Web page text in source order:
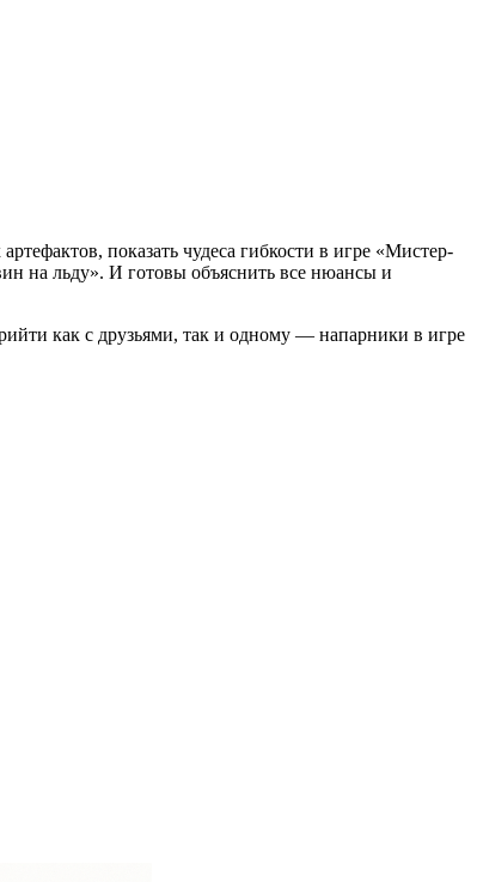
показать чудеса гибкости в игре «Мистер-
на льду». И готовы объяснить все нюансы и
как с друзьями, так и одному — напарники в игре